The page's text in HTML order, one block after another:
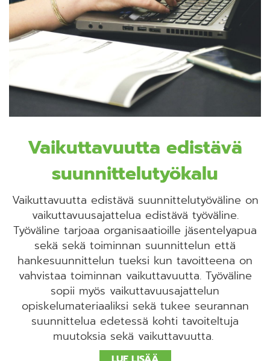
Vaikuttavuutta edistävä
suunnittelutyökalu
Vaikuttavuutta edistävä suunnittelutyöväline on
vaikuttavuusajattelua edistävä työväline.
Työväline tarjoaa organisaatioille jäsentelyapua
sekä sekä toiminnan suunnittelun että
hankesuunnittelun tueksi kun tavoitteena on
vahvistaa toiminnan vaikuttavuutta. Työväline
sopii myös vaikuttavuusajattelun
opiskelumateriaaliksi sekä tukee seurannan
suunnittelua edetessä kohti tavoiteltuja
muutoksia sekä vaikuttavuutta.